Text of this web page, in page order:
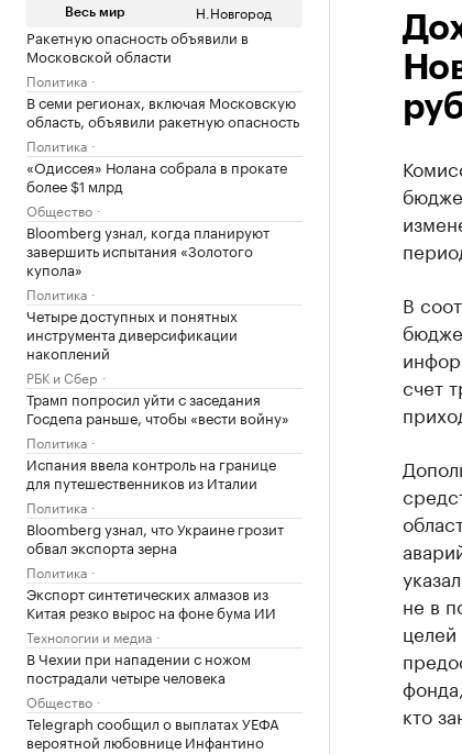
Весь мир Н.Новгород
Ракетную опасность объявили в
Московской области
Политика
В семи регионах, включая Московскую
область, объявили ракетную опасность
Политика
«Одиссея» Нолана собрала в прокате
более $1 млрд
Общество
Bloomberg узнал, когда планируют
завершить испытания «Золотого
купола»
Политика
Четыре доступных и понятных
инструмента диверсификации
накоплений
РБК и Сбер
Трамп попросил уйти с заседания
Госдепа раньше, чтобы «вести войну»
Политика
Испания ввела контроль на границе
для путешественников из Италии
Политика
Bloomberg узнал, что Украине грозит
обвал экспорта зерна
Политика
Экспорт синтетических алмазов из
Китая резко вырос на фоне бума ИИ
Технологии и медиа
В Чехии при нападении с ножом
пострадали четыре человека
Общество
Telegraph сообщил о выплатах УЕФА
вероятной любовнице Инфантино
В
счет
не в
кто